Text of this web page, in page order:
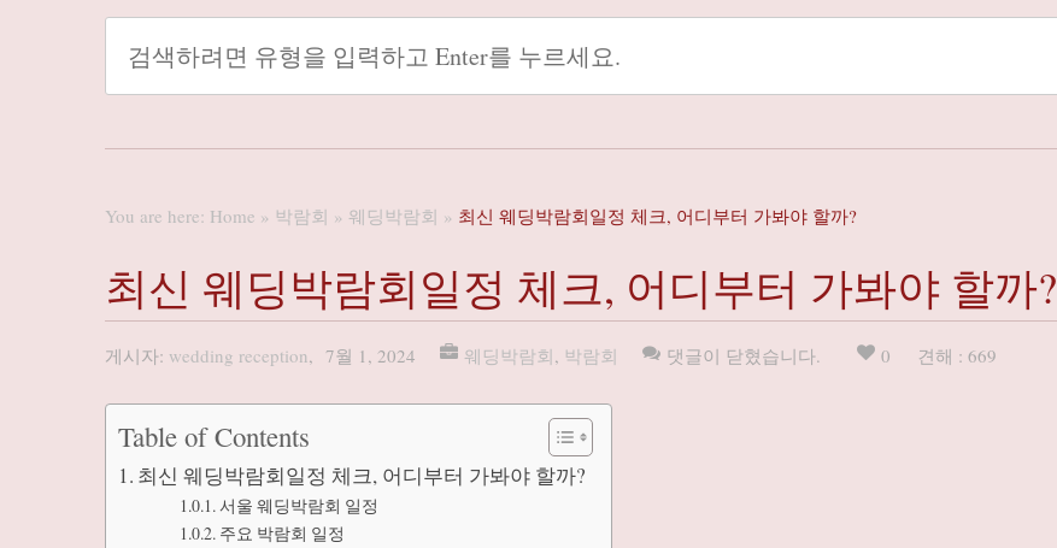
You are here: Home » 박람회 » 웨딩박람회 » 최신 웨딩박람회일정 체크, 어디부터 가봐야 할까?
최신 웨딩박람회일정 체크, 어디부터 가봐야 할까?
게시자: wedding reception, 7월 1, 2024 웨딩박람회, 박람회 댓글이 닫혔습니다. 0 견해 : 669
Table of Contents
최신 웨딩박람회일정 체크, 어디부터 가봐야 할까?
서울 웨딩박람회 일정
주요 박람회 일정